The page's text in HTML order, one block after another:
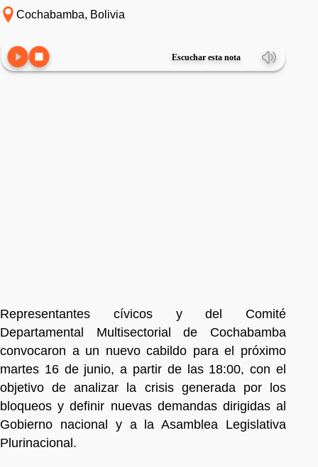
Cochabamba, Bolivia
Escuchar esta nota
Representantes cívicos y del Comité
Departamental Multisectorial de Cochabamba
convocaron a un nuevo cabildo para el próximo
martes 16 de junio, a partir de las 18:00, con el
objetivo de analizar la crisis generada por los
bloqueos y definir nuevas demandas dirigidas al
Gobierno nacional y a la Asamblea Legislativa
Plurinacional.